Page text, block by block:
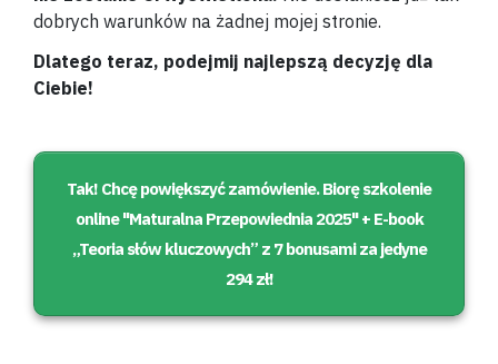
dobrych warunków na żadnej mojej stronie.
Dlatego teraz, podejmij najlepszą decyzję dla
Ciebie!
Tak! Chcę powiększyć zamówienie. Bioręszkolenie
online ''Maturalna Przepowiednia 2025'' + E-book
„Teoria słów kluczowych” z 7 bonusami za jedyne
294 zł!